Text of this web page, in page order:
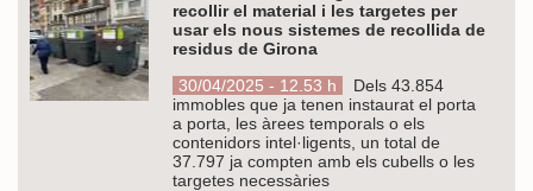
recollir el material i les targetes per
usar els nous sistemes de recollida de
residus de Girona
30/04/2025 - 12.53 h
Dels 43.854
immobles que ja tenen instaurat el porta
a porta, les àrees temporals o els
contenidors intel·ligents, un total de
37.797 ja compten amb els cubells o les
targetes necessàries